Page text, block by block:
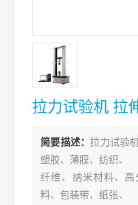
拉力试验机 拉
简要描述：拉力试验
塑胶、薄膜、纺织、
纤维、纳米材料、
料、包装带、纸张、